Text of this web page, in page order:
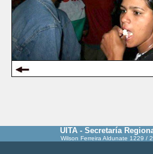
UITA - Secretaría
Wilson Ferreira Aldunate 1229 /